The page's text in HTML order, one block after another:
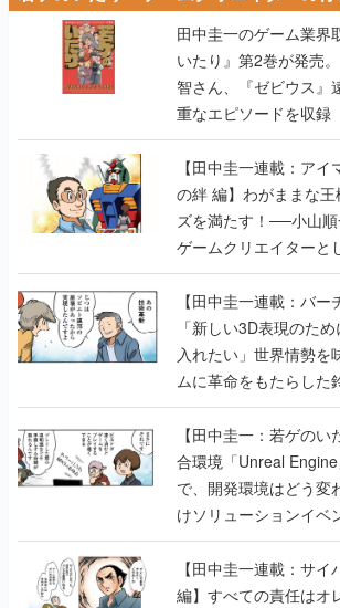
田中圭一のゲーム業界
いたり』第2巻が発売
智さん、『ゼビウス』
重なエピソードを収録
【田中圭一連載：アイマ
の絆 編】わがままな
ズを満たす！──小山順
ゲームクリエイターと
【若ゲのいたり最終回
【田中圭一連載：バー
「新しい3D表現のた
入れたい」世界情勢を
ムに革命をもたらした
のいたり】
【田中圭一：若ゲの
合環境「Unreal
で、開発環境はどう変
けソリューションイベ
に行って、より理解を
【田中圭一連載：サ
編】すべての責任はオ